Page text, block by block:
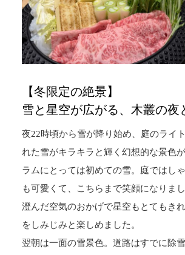
【冬限定の絶景】
雪と星空が広がる、木叢の夜
夜22時頃から雪が降り始め、庭のライ
れた雪がキラキラと輝く幻想的な景色
ラムにとっては初めての雪。庭ではし
も可愛くて、こちらまで笑顔になりま
澄んだ空気のおかげで星空もとてもき
をしみじみと楽しめました。
翌朝は一面の雪景色。道路はすでに除